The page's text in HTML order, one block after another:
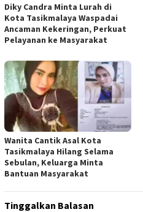
Diky Candra Minta Lurah di
Kota Tasikmalaya Waspadai
Ancaman Kekeringan, Perkuat
Pelayanan ke Masyarakat
Wanita Cantik Asal Kota
Tasikmalaya Hilang Selama
Sebulan, Keluarga Minta
Bantuan Masyarakat
Tinggalkan Balasan